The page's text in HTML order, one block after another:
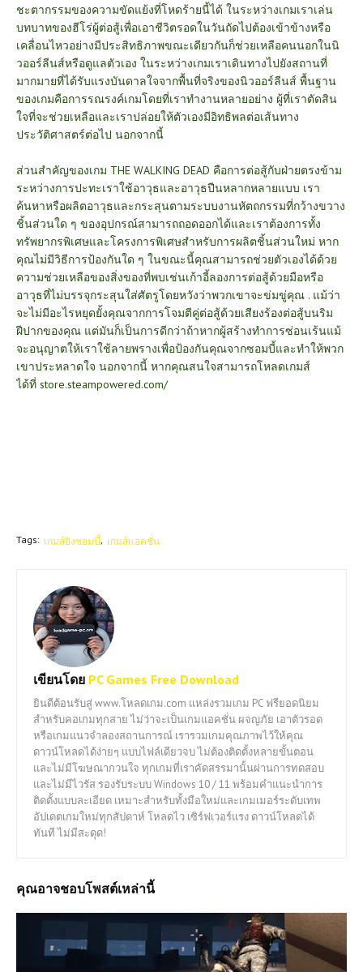
ชะตากรรมของความขัดแย้งที่โหดร้ายนี้ได้ ในระหว่างเกมเราเล่น
บทบาทของฮีโร่ผู้ต่อสู้เพื่อเอาชีวิตรอดในวันถัดไปต้องเข้าข้างหรือ
เคลื่อนไหวอย่างมีประสิทธิภาพขณะเดียวกันก็ช่วยเหลือคนนอกในนิ
วออร์ลีนส์หรือดูแลตัวเอง ในระหว่างเกมเราเดินทางไปยังสถานที่
มากมายที่ได้รับแรงบันดาลใจจากพื้นที่จริงของนิวออร์ลีนส์ พื้นฐาน
ของเกมคือการรณรงค์เกมโดยที่เราทำงานหลายอย่าง ผู้ที่เราตัดสิน
ใจที่จะช่วยเหลือและเราปล่อยให้ตัวเองมีอิทธิพลต่อเส้นทาง
ประวัติศาสตร์ต่อไป นอกจากนี้
ส่วนสำคัญของเกม THE WALKING DEAD คือการต่อสู้กับฝ่ายตรงข้าม
ระหว่างการปะทะเราใช้อาวุธและอาวุธปืนหลากหลายแบบ เรา
ค้นหาหรือผลิตอาวุธและกระสุนตามระบบงานหัตถกรรมที่กว้างขวาง
ชิ้นส่วนใด ๆ ของอุปกรณ์สามารถถอดออกได้และเราต้องการทั้ง
ทรัพยากรพิเศษและโครงการพิเศษสำหรับการผลิตชิ้นส่วนใหม่ หาก
คุณไม่มีวิธีการป้องกันใด ๆ ในขณะนี้คุณสามารถช่วยตัวเองได้ด้วย
ความช่วยเหลือของสิ่งของที่พบเช่นเก้าอี้ลองการต่อสู้ด้วยมือหรือ
อาวุธที่ไม่บรรจุกระสุนใส่ศัตรูโดยหวังว่าพวกเขาจะข่มขู่คุณ . แม้ว่า
จะไม่มีอะไรหยุดยั้งคุณจากการโจมตีคู่ต่อสู้ด้วยเสียงร้องต่อสู้บนริม
ฝีปากของคุณ แต่มันก็เป็นการดีกว่าถ้าหากผู้สร้างทำการซ่อนเร้นแม้
จะอนุญาตให้เราใช้ลายพรางเพื่อป้องกันคุณจากซอมบี้และทำให้พวก
เขาประหลาดใจ นอกจากนี้ หากคุณสนใจสามารถโหลดเกมส์
ได้ที่ store.steampowered.com/
Tags: เกมส์ยิงซอมบี้ เกมส์แอคชั่น
เขียนโดย PC Games Free Download
ยินดีต้อนรับสู่ www.โหลดเกม.com แหล่งรวมเกม PC ฟรียอดนิยม
สำหรับคอเกมทุกสาย ไม่ว่าจะเป็นเกมแอคชั่น ผจญภัย เอาตัวรอด
หรือเกมแนวจำลองสถานการณ์ เรารวมเกมคุณภาพไว้ให้คุณ
ดาวน์โหลดได้ง่ายๆ แบบไฟล์เดียวจบ ไม่ต้องติดตั้งหลายขั้นตอน
และไม่มีโฆษณากวนใจ ทุกเกมที่เราคัดสรรมานั้นผ่านการทดสอบ
และไม่มีไวรัส รองรับระบบ Windows 10 / 11 พร้อมคำแนะนำการ
ติดตั้งแบบละเอียด เหมาะสำหรับทั้งมือใหม่และเกมเมอร์ระดับเทพ
อัปเดตเกมใหม่ทุกสัปดาห์ โหลดไว เซิร์ฟเวอร์แรง ดาวน์โหลดได้
ทันที ไม่มีสะดุด!
คุณอาจชอบโพสต์เหล่านี้